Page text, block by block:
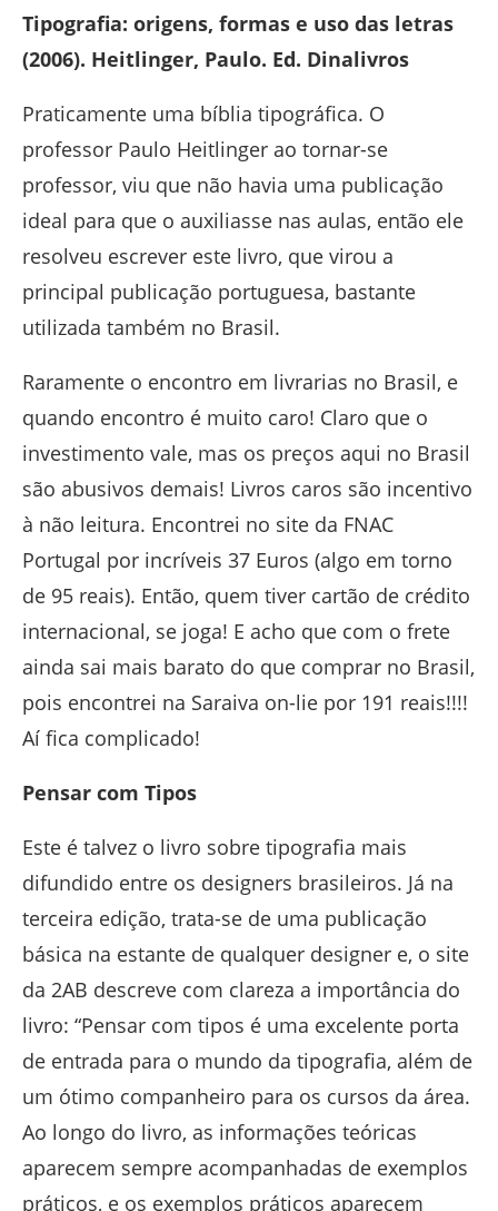
Tipografia: origens, formas e uso das letras
(2006). Heitlinger, Paulo. Ed. Dinalivros
Praticamente uma bíblia tipográfica. O
professor Paulo Heitlinger ao tornar-se
professor, viu que não havia uma publicação
ideal para que o auxiliasse nas aulas, então ele
resolveu escrever este livro, que virou a
principal publicação portuguesa, bastante
utilizada também no Brasil.
Raramente o encontro em livrarias no Brasil, e
quando encontro é muito caro! Claro que o
investimento vale, mas os preços aqui no Brasil
são abusivos demais! Livros caros são incentivo
à não leitura. Encontrei no site da FNAC
Portugal por incríveis 37 Euros (algo em torno
de 95 reais). Então, quem tiver cartão de crédito
internacional, se joga! E acho que com o frete
ainda sai mais barato do que comprar no Brasil,
pois encontrei na Saraiva on-lie por 191 reais!!!!
Aí fica complicado!
Pensar com Tipos
Este é talvez o livro sobre tipografia mais
difundido entre os designers brasileiros. Já na
terceira edição, trata-se de uma publicação
básica na estante de qualquer designer e, o site
da 2AB descreve com clareza a importância do
livro: “Pensar com tipos é uma excelente porta
de entrada para o mundo da tipografia, além de
um ótimo companheiro para os cursos da área.
Ao longo do livro, as informações teóricas
aparecem sempre acompanhadas de exemplos
práticos, e os exemplos práticos aparecem